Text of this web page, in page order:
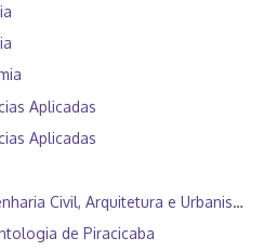
Aplicadas
Aplicadas
Civil, Arquitetura e Urbanismo
de Piracicaba